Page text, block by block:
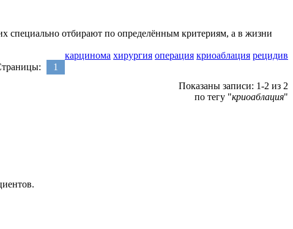
специально отбирают по определённым критериям, а в жизни
карцинома хирургия операция криоаблация рецидив
1
Показаны записи: 1-2 из 2
по тегу "криоаблация"